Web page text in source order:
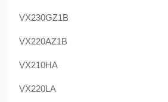
VX230GZ1B
VX220AZ1B
VX210HA
VX220LA